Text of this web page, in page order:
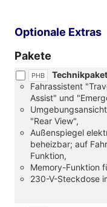
Optionale Extras
Pakete
PHB
Fahrassistent
Assist" und
"Rear View",
Außenspiegel
beheizbar; auf
Funktion,
Memory-Funktion
230-V-Steckdose